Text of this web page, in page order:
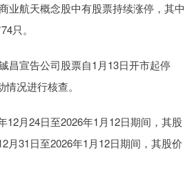
业航天概念股中有股票持续涨停，其中
只。
宣告公司股票自1月13日开市起停
况进行核查。
月24日至2026年1月12日期间，其股
月31日至2026年1月12日期间，其股价